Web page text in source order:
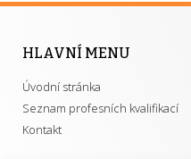
HLAVNÍ MENU
Úvodní stránka
Seznam profesních kvalifikací
Kontakt